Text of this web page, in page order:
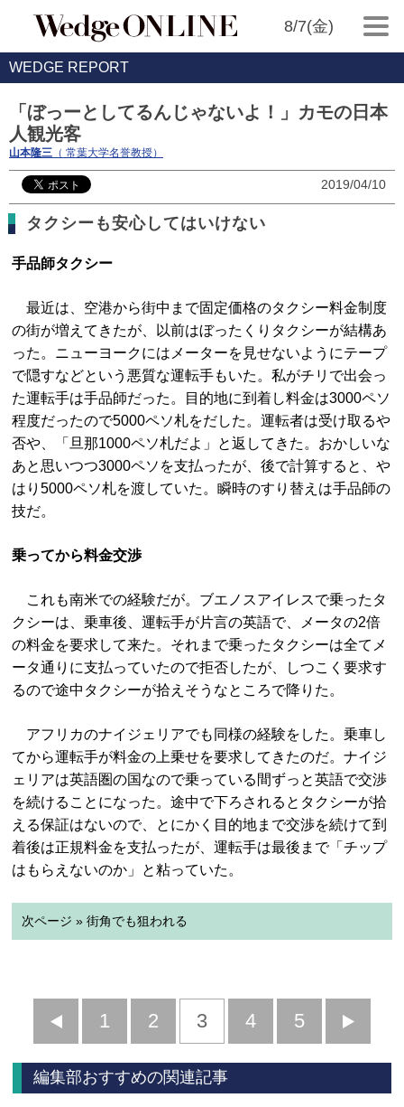
8/7(金)
WEDGE REPORT
「ぼっーとしてるんじゃないよ！」カモの日本
人観光客
山本隆三 （ 常葉大学名誉教授）
2019/04/10
タクシーも安心してはいけない
手品師タクシー
最近は、空港から街中まで固定価格のタクシー料金制度
の街が増えてきたが、以前はぼったくりタクシーが結構あ
った。ニューヨークにはメーターを見せないようにテープ
で隠すなどという悪質な運転手もいた。私がチリで出会っ
た運転手は手品師だった。目的地に到着し料金は3000ペソ
程度だったので5000ペソ札をだした。運転者は受け取るや
否や、「旦那1000ペソ札だよ」と返してきた。おかしいな
あと思いつつ3000ペソを支払ったが、後で計算すると、や
はり5000ペソ札を渡していた。瞬時のすり替えは手品師の
技だ。
乗ってから料金交渉
これも南米での経験だが。ブエノスアイレスで乗ったタ
クシーは、乗車後、運転手が片言の英語で、メータの2倍
の料金を要求して来た。それまで乗ったタクシーは全てメ
ータ通りに支払っていたので拒否したが、しつこく要求す
るので途中タクシーが拾えそうなところで降りた。
アフリカのナイジェリアでも同様の経験をした。乗車し
てから運転手が料金の上乗せを要求してきたのだ。ナイジ
ェリアは英語圏の国なので乗っている間ずっと英語で交渉
を続けることになった。途中で下ろされるとタクシーが拾
える保証はないので、とにかく目的地まで交渉を続けて到
着後は正規料金を支払ったが、運転手は最後まで「チップ
はもらえないのか」と粘っていた。
次ページ » 街角でも狙われる
前
へ
1 2 3 4 5
へ
編集部おすすめの関連記事